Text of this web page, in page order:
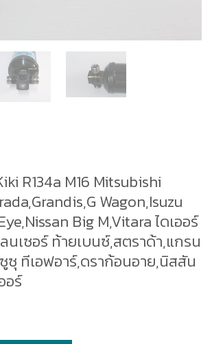
R134a M16 Mitsubishi
Wagon,Isuzu
Big M,Vitara ไดเออร์
นเซอร์ ท้ายเบนซ์,สตราด้า,แกรน
ซุ ทีเอฟอาร์,ดราก้อนอาย,นิสสัน
อร์